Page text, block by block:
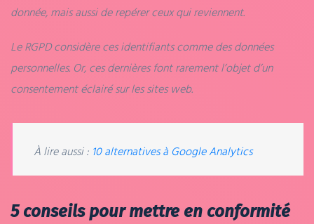
donnée, mais aussi de repérer ceux qui reviennent.
Le RGPD considère ces identifiants comme des données
personnelles. Or, ces dernières font rarement l’objet d’un
consentement éclairé sur les sites web.
À lire aussi : 10 alternatives à Google Analytics
5 conseils pour mettre en conformité